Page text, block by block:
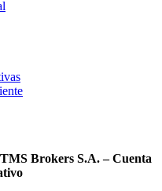
Brokers S.A. – Cuenta